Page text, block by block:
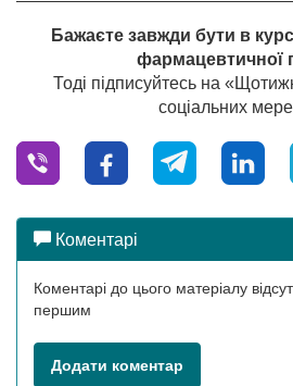
Бажаєте завжди бути в
фармацевтичної
Тоді підписуйтесь на
соціальних
Коментарі
Коментарі до цього матеріалу
першим
Додати коментар